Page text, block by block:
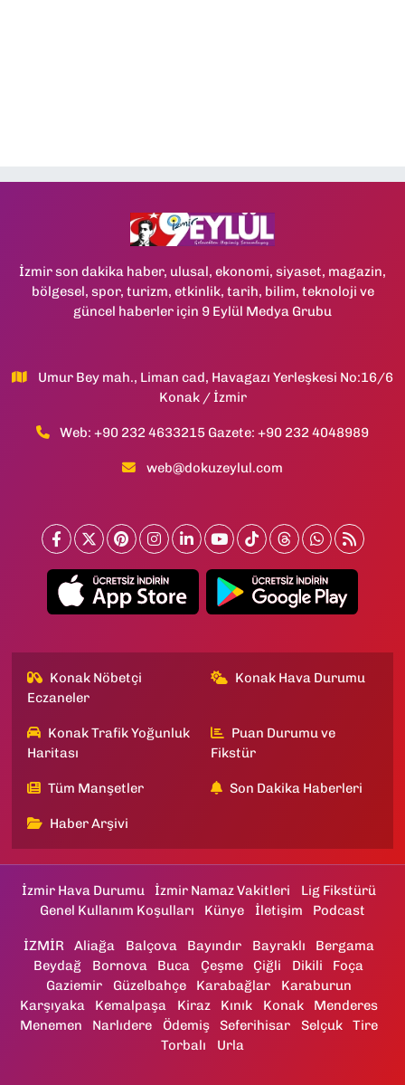
İzmir son dakika haber, ulusal, ekonomi, siyaset, magazin,
bölgesel, spor, turizm, etkinlik, tarih, bilim, teknoloji ve
güncel haberler için 9 Eylül Medya Grubu
Umur Bey mah., Liman cad, Havagazı Yerleşkesi No:16/6
Konak / İzmir
Web: +90 232 4633215 Gazete: +90 232 4048989
web@dokuzeylul.com
Konak Nöbetçi
Eczaneler
Konak Hava Durumu
Konak Trafik Yoğunluk
Haritası
Puan Durumu ve
Fikstür
Tüm Manşetler Son Dakika Haberleri
Haber Arşivi
İzmir Hava Durumu İzmir Namaz Vakitleri
Lig Fikstürü
Genel Kullanım Koşulları
Künye İletişim Podcast
İZMİR Aliağa Balçova Bayındır Bayraklı
Bergama
Beydağ
Bornova Buca Çeşme Çiğli Dikili
Foça
Gaziemir
Güzelbahçe Karabağlar
Karaburun
Karşıyaka
Kemalpaşa Kiraz Kınık Konak
Menderes
Menemen
Narlıdere Ödemiş Seferihisar Selçuk
Tire
Torbalı
Urla